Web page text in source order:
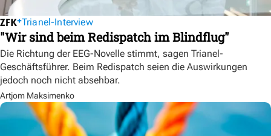
Trianel-Interview
"Wir sind beim Redispatch im Blindflug"
Die Richtung der EEG-Novelle stimmt, sagen Trianel-
Geschäftsführer. Beim Redispatch seien die Auswirkungen
jedoch noch nicht absehbar.
Artjom Maksimenko